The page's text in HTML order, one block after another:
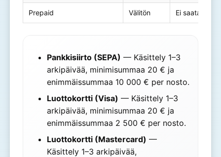
Prepaid Välitön Ei saatavilla
Pankkisiirto (SEPA) — Käsittely 1–3
arkipäivää, minimisummaa 20 € ja
enimmäissummaa 10 000 € per nosto.
Luottokortti (Visa) — Käsittely 1–3
arkipäivää, minimisummaa 20 € ja
enimmäissummaa 2 500 € per nosto.
Luottokortti (Mastercard) —
Käsittely 1–3 arkipäivää,